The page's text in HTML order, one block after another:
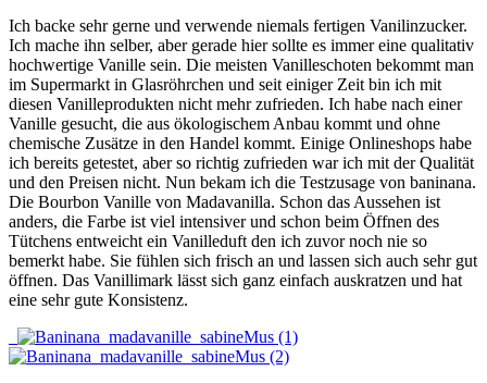
Ich backe sehr gerne und verwende niemals fertigen Vanilinzucker.
Ich mache ihn selber, aber gerade hier sollte es immer eine qualitativ
hochwertige Vanille sein. Die meisten Vanilleschoten bekommt man
im Supermarkt in Glasröhrchen und seit einiger Zeit bin ich mit
diesen Vanilleprodukten nicht mehr zufrieden. Ich habe nach einer
Vanille gesucht, die aus ökologischem Anbau kommt und ohne
chemische Zusätze in den Handel kommt. Einige Onlineshops habe
ich bereits getestet, aber so richtig zufrieden war ich mit der Qualität
und den Preisen nicht. Nun bekam ich die Testzusage von baninana.
Die Bourbon Vanille von Madavanilla. Schon das Aussehen ist
anders, die Farbe ist viel intensiver und schon beim Öffnen des
Tütchens entweicht ein Vanilleduft den ich zuvor noch nie so
bemerkt habe. Sie fühlen sich frisch an und lassen sich auch sehr gut
öffnen. Das Vanillimark lässt sich ganz einfach auskratzen und hat
eine sehr gute Konsistenz.